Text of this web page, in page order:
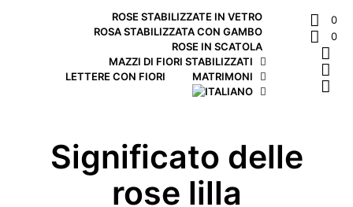
ROSE STABILIZZATE IN VETRO
ROSA STABILIZZATA CON GAMBO
ROSE IN SCATOLA
MAZZI DI FIORI STABILIZZATI
LETTERE CON FIORI
MATRIMONI
0
0
Significato delle
rose lilla